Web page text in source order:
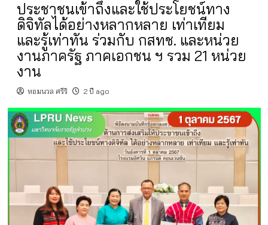
ประชาชนเข้าถึงและใช้ประโยชน์ทาง
ดิจิทัลได้อย่างหลากหลาย เท่าเทียม
และรู้เท่าทัน ร่วมกับ กสทช. และหน่วย
งานภาครัฐ ภาคเอกชน ฯ รวม 21 หน่วย
งาน
หอมนวล ศรีริ 2 ปี ago